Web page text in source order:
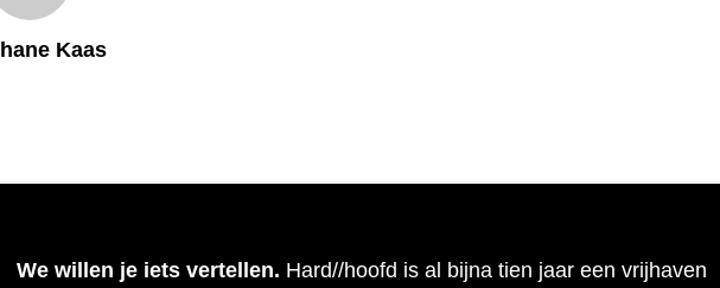
Kaas
We willen je iets vertellen. Hard//hoofd is al bijna tien jaar een vrijhaven